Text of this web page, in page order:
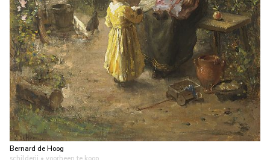
Bernard de Hoog